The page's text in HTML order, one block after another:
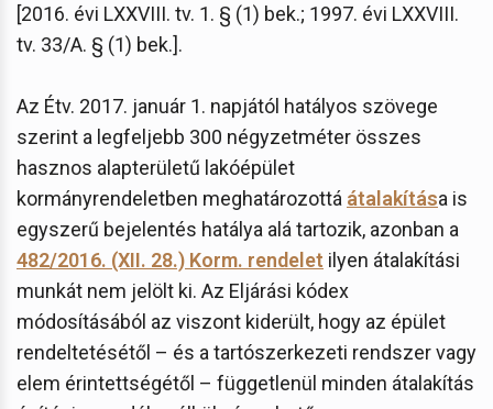
[2016. évi LXXVIII. tv. 1. § (1) bek.; 1997. évi LXXVIII.
tv. 33/A. § (1) bek.].
Az Étv. 2017. január 1. napjától hatályos szövege
szerint a legfeljebb 300 négyzetméter összes
hasznos alapterületű lakóépület
kormányrendeletben meghatározottá átalakítása is
egyszerű bejelentés hatálya alá tartozik, azonban a
482/2016. (XII. 28.) Korm. rendelet ilyen átalakítási
munkát nem jelölt ki. Az Eljárási kódex
módosításából az viszont kiderült, hogy az épület
rendeltetésétől – és a tartószerkezeti rendszer vagy
elem érintettségétől – függetlenül minden átalakítás